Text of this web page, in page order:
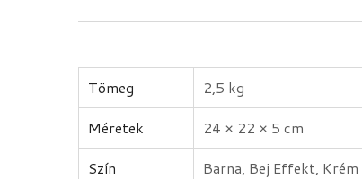
Tömeg
2,5 kg
Méretek
24 × 22 × 5 cm
Szín
Barna, Bej Effekt,